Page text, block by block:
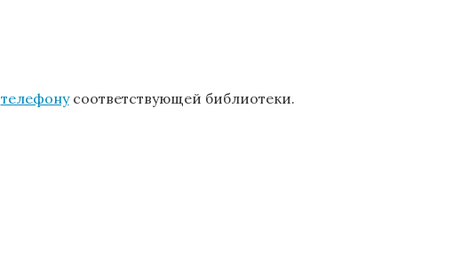
телефонусоответствующей библиотеки.